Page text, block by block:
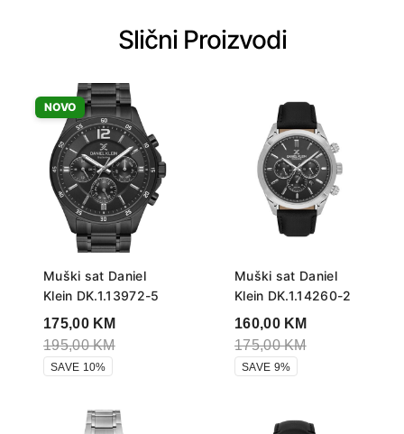
Slični Proizvodi
NOVO
Muški sat Daniel
Klein DK.1.13972-5
175,00 KM
195,00KM
SAVE 10%
Muški sat Daniel
Klein DK.1.14260-2
160,00 KM
175,00KM
SAVE 9%